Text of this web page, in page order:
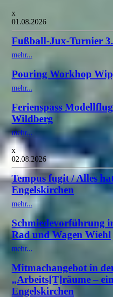
x
01.08.2026
Fußball-Jux-Turnier
mehr...
Pouring Workhop
mehr...
Ferienspass
Wildberg
mehr...
x
02.08.2026
Tempus fugit / Alles
Engelskirchen
mehr...
Schmiedevorführung
Rad und Wagen Wiehl
mehr...
Mitmachangebot in
„Arbeits[T]räume –
Engelskirchen